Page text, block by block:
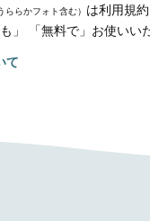
ららかフォト含む） は利用規
」 「無料で」お使いい
て